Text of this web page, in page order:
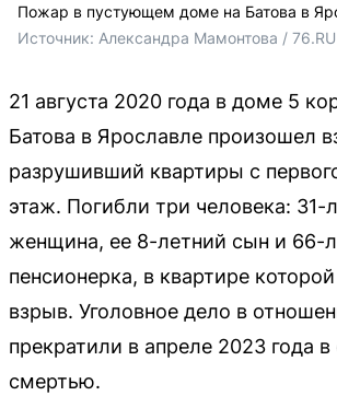
Пожар в пустующем доме на Батова в
Источник: Александра Мамонтова / 76.RU
21 августа 2020 года в доме 5
Батова в Ярославле произошел
разрушивший квартиры с
этаж. Погибли три человека: 31-
женщина, ее 8-летний сын и 66-
пенсионерка, в квартире
взрыв. Уголовное дело в
прекратили в апреле 2023 года в
смертью.